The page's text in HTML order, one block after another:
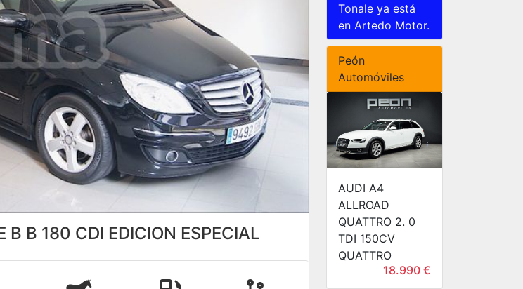
B B 180 CDI EDICION ESPECIAL
Tonale ya está
en Artedo Motor.
Peón
Automóviles
AUDI A4
ALLROAD
QUATTRO 2. 0
TDI 150CV
QUATTRO
18.990 €